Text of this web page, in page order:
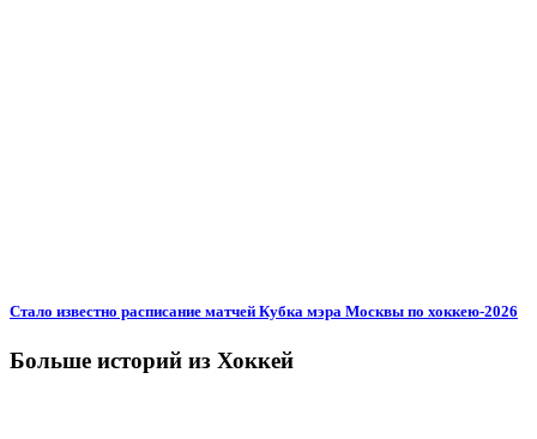
Стало известно расписание матчей Кубка мэра Москвы по хоккею-2026
Больше историй из Хоккей